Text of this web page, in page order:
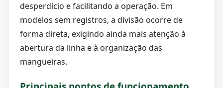
desperdício e facilitando a operação. Em
modelos sem registros, a divisão ocorre de
forma direta, exigindo ainda mais atenção à
abertura da linha e à organização das
mangueiras.